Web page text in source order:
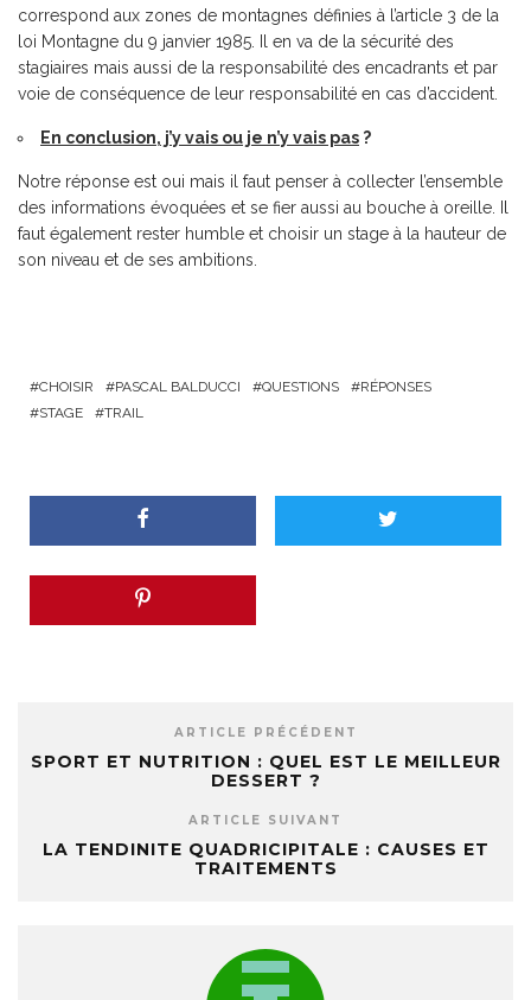
correspond aux zones de montagnes définies à l’article 3 de la
loi Montagne du 9 janvier 1985. Il en va de la sécurité des
stagiaires mais aussi de la responsabilité des encadrants et par
voie de conséquence de leur responsabilité en cas d’accident.
En conclusion, j’y vais ou je n’y vais pas ?
Notre réponse est oui mais il faut penser à collecter l’ensemble
des informations évoquées et se fier aussi au bouche à oreille. Il
faut également rester humble et choisir un stage à la hauteur de
son niveau et de ses ambitions.
CHOISIR PASCAL BALDUCCI QUESTIONS
RÉPONSES
STAGE
TRAIL
ARTICLE PRÉCÉDENT
SPORT ET NUTRITION : QUEL EST LE MEILLEUR
DESSERT ?
ARTICLE SUIVANT
LA TENDINITE QUADRICIPITALE : CAUSES ET
TRAITEMENTS